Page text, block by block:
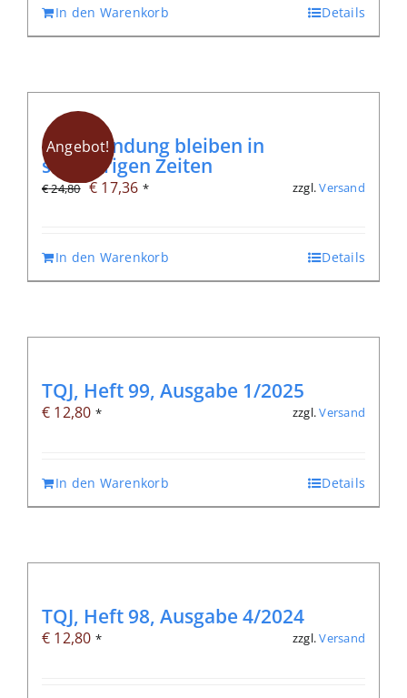
In den Warenkorb Details
Angebot!
In Verbindung bleiben in
schwierigen Zeiten
€24,80 Ursprünglicher
€ 24,80
€ 17,36Aktueller
€ 17,36.
* zzgl.Versand
In den Warenkorb Details
TQJ, Heft 99, Ausgabe 1/2025
€ 12,80 * zzgl.Versand
In den Warenkorb Details
TQJ, Heft 98, Ausgabe 4/2024
€ 12,80 * zzgl.Versand